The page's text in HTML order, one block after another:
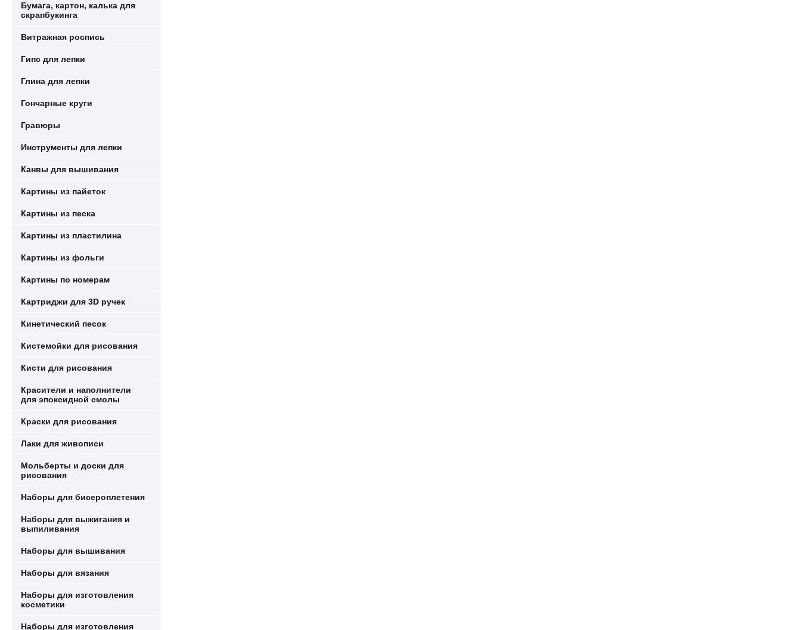
Бумага, картон, калька для
скрапбукинга
Витражная роспись
Гипс для лепки
Глина для лепки
Гончарные круги
Гравюры
Инструменты для лепки
Канвы для вышивания
Картины из пайеток
Картины из песка
Картины из пластилина
Картины из фольги
Картины по номерам
Картриджи для 3D ручек
Кинетический песок
Кистемойки для рисования
Кисти для рисования
Красители и наполнители
для эпоксидной смолы
Краски для рисования
Лаки для живописи
Мольберты и доски для
рисования
Наборы для бисероплетения
Наборы для выжигания и
выпиливания
Наборы для вышивания
Наборы для вязания
Наборы для изготовления
косметики
Наборы для изготовления